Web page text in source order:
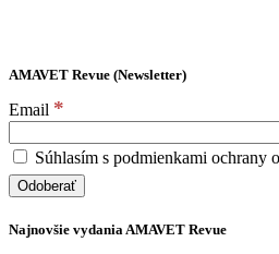
AMAVET Revue (Newsletter)
Email *
Súhlasím s podmienkami ochrany
Najnovšie vydania AMAVET Revue